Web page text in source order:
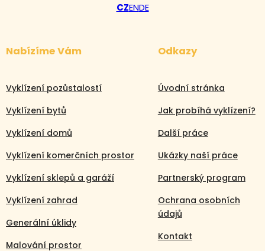
CZENDE
Nabízíme Vám
Vyklízení pozůstalostí
Vyklízení bytů
Vyklízení domů
Vyklízení komerčních prostor
Vyklízení sklepů a garáží
Vyklízení zahrad
Generální úklidy
Malování prostor
Odkazy
Úvodní stránka
Jak probíhá vyklízení?
Další práce
Ukázky naší práce
Partnerský program
Ochrana osobních
údajů
Kontakt